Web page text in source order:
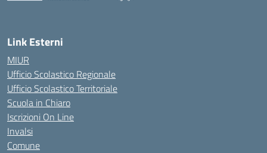
Link Esterni
MIUR
Ufficio Scolastico Regionale
Ufficio Scolastico Territoriale
Scuola in Chiaro
Iscrizioni On Line
Invalsi
Comune